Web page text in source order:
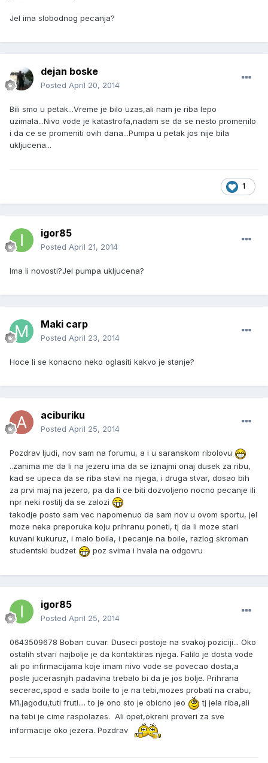
Jel ima slobodnog pecanja?
dejan boske
Posted April 20, 2014
Bili smo u petak...Vreme je bilo uzas,ali nam je riba lepo
uzimala...Nivo vode je katastrofa,nadam se da se nesto promenilo
i da ce se promeniti ovih dana...Pumpa u petak jos nije bila
ukljucena...
1
igor85
Posted April 21, 2014
Ima li novosti?Jel pumpa ukljucena?
Maki carp
Posted April 23, 2014
Hoce li se konacno neko oglasiti kakvo je stanje?
aciburiku
Posted April 25, 2014
Pozdrav ljudi, nov sam na forumu, a i u saranskom ribolovu
..zanima me da li na jezeru ima da se iznajmi onaj dusek za ribu,
kad se upeca da se riba stavi na njega, i druga stvar, dosao bih
za prvi maj na jezero, pa da li ce biti dozvoljeno nocno pecanje ili
npr neki rostilj da se zalozi
takodje posto sam vec napomenuo da sam nov u ovom sportu, jel
moze neka preporuka koju prihranu poneti, tj da li moze stari
kuvani kukuruz, i malo boila, i pecanje na boile, razlog skroman
studentski budzet
poz svima i hvala na odgovru
igor85
Posted April 25, 2014
0643509678 Boban cuvar. Duseci postoje na svakoj poziciji... Oko
ostalih stvari najbolje je da kontaktiras njega. Falilo je dosta vode
ali po infirmacijama koje imam nivo vode se povecao dosta,a
posle jucerasnjih padavina trebalo bi da je jos bolje. Prihrana
secerac,spod e sada boile to je na tebi,mozes probati na crabu,
M1,jagodu,tuti fruti.... to je ono sto je obicno jeo
tj jela riba,ali
na tebi je cime raspolazes. Ali opet,okreni proveri za sve
informacije oko jezera. Pozdrav